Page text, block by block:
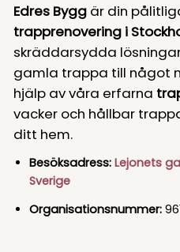
Edres Byggär din
trapprenovering i
skräddarsydda
gamla trappa till något
hjälp av våra erfarna
vacker och hållbar
ditt hem.
Besöksadress: Lejonets
Sverige
Organisationsnummer: